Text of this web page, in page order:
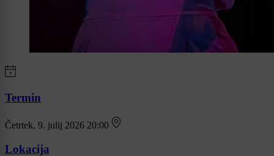
Termin
Četrtek, 9. julij 2026 20:00
Lokacija